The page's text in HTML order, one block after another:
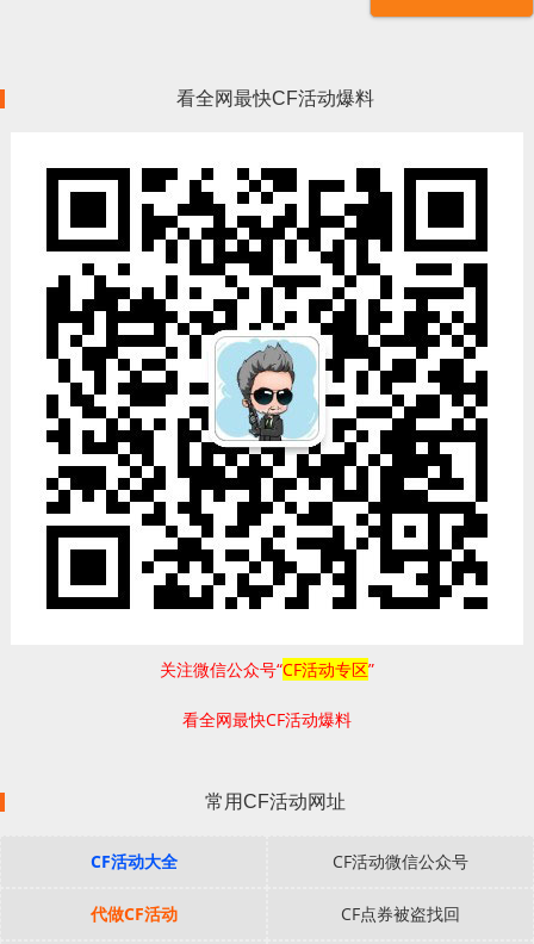
看全网最快CF活动爆料
关注微信公众号“CF活动专区”
看全网最快CF活动爆料
常用CF活动网址
CF活动大全 CF活动微信公众号
代做CF活动 CF点券被盗找回